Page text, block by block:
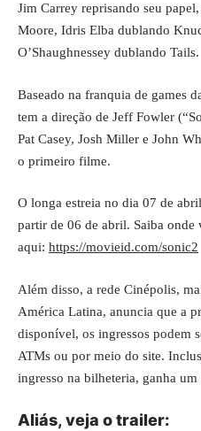
Jim Carrey reprisando seu
Moore, Idris Elba dublando
O’Shaughnessey dublando Tails.
Baseado na franquia de games
tem a direção de Jeff Fowler
Pat Casey, Josh Miller e John
o primeiro filme.
O longa estreia no dia 07 de
partir de 06 de abril. Saiba onde
aqui: https://movieid.com/sonic2
Além disso, a rede Cinépolis,
América Latina, anuncia que a
disponível, os ingressos podem
ATMs ou por meio do site.
ingresso na bilheteria, ganha
Aliás, veja o trailer: